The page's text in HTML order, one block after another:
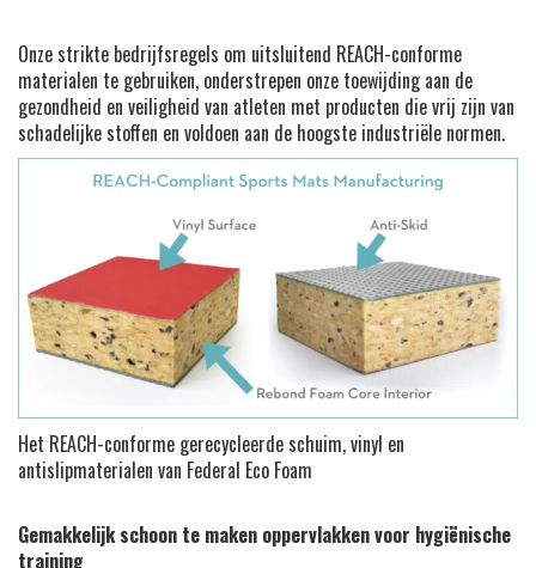
Onze strikte bedrijfsregels om uitsluitend REACH-conforme
materialen te gebruiken, onderstrepen onze toewijding aan de
gezondheid en veiligheid van atleten met producten die vrij zijn van
schadelijke stoffen en voldoen aan de hoogste industriële normen.
Het REACH-conforme gerecycleerde schuim, vinyl en
antislipmaterialen van Federal Eco Foam
Gemakkelijk schoon te maken oppervlakken voor hygiënische
training